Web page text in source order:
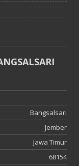
Bangsalsari
Jember
Jawa Timur
68154